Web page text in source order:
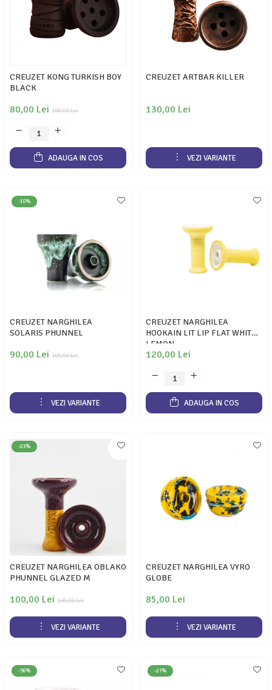
CREUZET KONG TURKISH BOY
BLACK
100,00 Lei
80,00 Lei
ADAUGA IN COS
CREUZET ARTBAR KILLER
130,00 Lei
VEZI VARIANTE
-10%
CREUZET NARGHILEA
SOLARIS PHUNNEL
100,00 Lei
90,00 Lei
VEZI VARIANTE
CREUZET NARGHILEA
HOOKAIN LIT LIP FLAT WHITE
LEMON
120,00 Lei
ADAUGA IN COS
-23%
CREUZET NARGHILEA OBLAKO
PHUNNEL GLAZED M
130,00 Lei
100,00 Lei
VEZI VARIANTE
CREUZET NARGHILEA VYRO
GLOBE
85,00 Lei
VEZI VARIANTE
-56% -27%